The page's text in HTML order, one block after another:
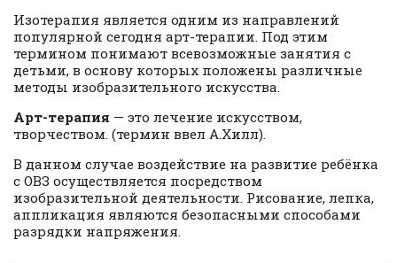
Изотерапия является одним из направлений
популярной сегодня арт-терапии. Под этим
термином понимают всевозможные занятия с
детьми, в основу которых положены различные
методы изобразительного искусства.
Арт-терапия — это лечение искусством,
творчеством. (термин ввел А.Хилл).
В данном случае воздействие на развитие ребёнка
с ОВЗ осуществляется посредством
изобразительной деятельности. Рисование, лепка,
аппликация являются безопасными способами
разрядки напряжения.